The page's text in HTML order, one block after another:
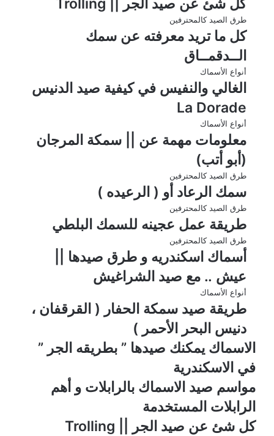
كل شئ عن صيد الجر || Trolling
طرق الصيد كالمحترفين
كل ما تريد معرفته عن سمك
الــدقمــاق
أنواع الأسماك
الغالي والنفيس في كيفية صيد الدنيس
La Dorade
أنواع الأسماك
معلومات مهمة عن || سمكة المرجان
(أبو أتب)
طرق الصيد كالمحترفين
سمك الرعاد أو ( الرعيده )
طرق الصيد كالمحترفين
طريقة عمل عجينه للسمك البلطي
طرق الصيد كالمحترفين
أسماك اسكندريه و طرق صيدها ||
عيش .. مع صيد الشراغيش
أنواع الأسماك
طريقة صيد سمكة الحفار ( القرقفان ،
دنيس البحر الأحمر )
الاسماك يمكنك صيدها ” بطريقه الجر ”
في الاسكندرية
مواسم صيد الاسماك بالرابلات و أهم
الرابلات المستخدمة
كل شئ عن صيد الجر || Trolling